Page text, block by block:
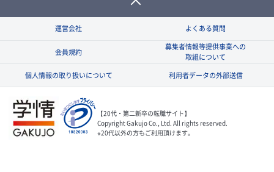
運営会社 よくある質問
会員規約
募集者情報等提供事業への
取組について
個人情報の取り扱いについて
利用者データの外部送信
【20代・第二新卒の転職サイト】
Copyright Gakujo Co., Ltd. All rights reserved.
※20代以外の方もご利用頂けます。